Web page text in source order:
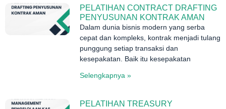
PELATIHAN CONTRACT DRAFTING
PENYUSUNAN KONTRAK AMAN
Dalam dunia bisnis modern yang serba
cepat dan kompleks, kontrak menjadi tulang
punggung setiap transaksi dan
kesepakatan. Baik itu kesepakatan
Selengkapnya »
PELATIHAN TREASURY